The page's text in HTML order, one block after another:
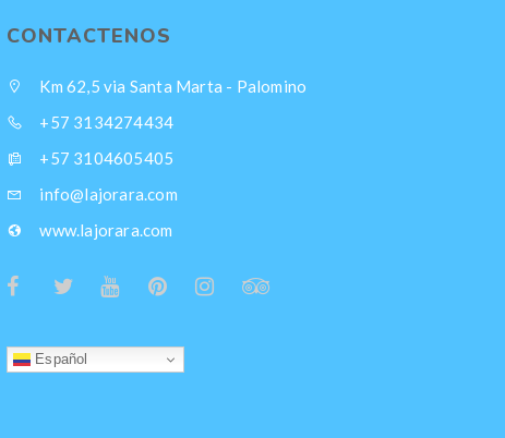
CONTACTENOS
Km 62,5 via Santa Marta - Palomino
+57 3134274434
+57 3104605405
info@lajorara.com
www.lajorara.com
Español